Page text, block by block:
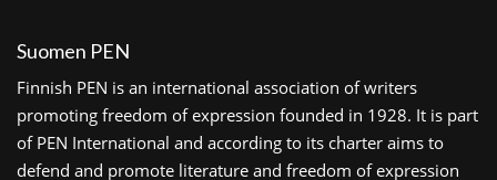
Suomen PEN
Finnish PEN is an international association of writers
promoting freedom of expression founded in 1928. It is part
of PEN International and according to its charter aims to
defend and promote literature and freedom of expression